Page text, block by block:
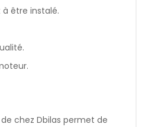
être instalé.
chez Dbilas permet de